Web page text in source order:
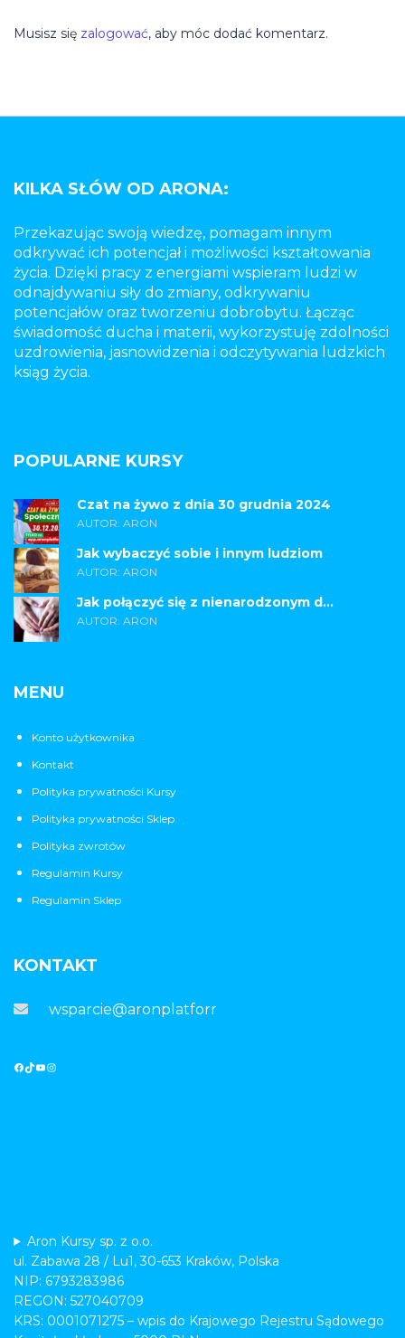
Musisz się zalogować, aby móc dodać komentarz.
KILKA SŁÓW OD ARONA:
Przekazując swoją wiedzę, pomagam innym
odkrywać ich potencjał i możliwości kształtowania
życia. Dzięki pracy z energiami wspieram ludzi w
odnajdywaniu siły do zmiany, odkrywaniu
potencjałów oraz tworzeniu dobrobytu. Łącząc
świadomość ducha i materii, wykorzystuję zdolności
uzdrowienia, jasnowidzenia i odczytywania ludzkich
ksiąg życia.
POPULARNE KURSY
Czat na żywo z dnia 30 grudnia 2024
AUTOR: ARON
Jak wybaczyć sobie i innym ludziom
AUTOR: ARON
Jak połączyć się z nienarodzonym d...
AUTOR: ARON
MENU
Konto użytkownika
Kontakt
Polityka prywatności Kursy
Polityka prywatności Sklep
Polityka zwrotów
Regulamin Kursy
Regulamin Sklep
KONTAKT
wsparcie@aronplatforma.pl
Aron Kursy sp. z o.o.
ul. Zabawa 28 / Lu1, 30-653 Kraków, Polska
NIP: 6793283986
REGON: 527040709
KRS: 0001071275 – wpis do Krajowego Rejestru Sądowego